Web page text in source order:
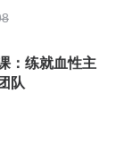
見樹木不見森
於與他人分工協
困難更大。不少
：练就血性主
队